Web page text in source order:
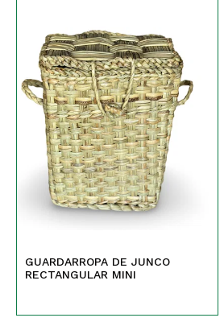
GUARDARROPA DE JUNCO
RECTANGULAR MINI